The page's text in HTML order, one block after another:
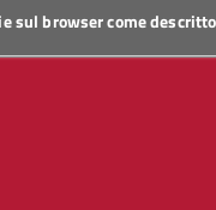
sul browser come